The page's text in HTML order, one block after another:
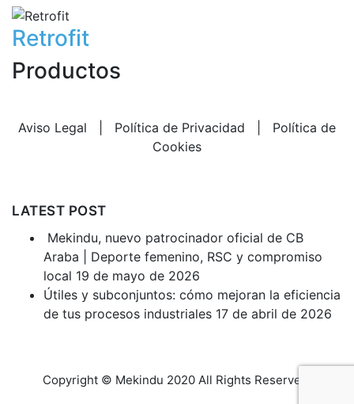
Retrofit
Productos
Aviso Legal Política de Privacidad
Política de
Cookies
LATEST POST
Mekindu, nuevo patrocinador oficial de CB
Araba | Deporte femenino, RSC y compromiso
local 19 de mayo de 2026
Útiles y subconjuntos: cómo mejoran la eficiencia
de tus procesos industriales 17 de abril de 2026
Copyright © Mekindu 2020 All Rights Reserved.